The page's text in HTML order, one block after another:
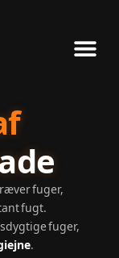
fuger,
fugt.
fuger,
.